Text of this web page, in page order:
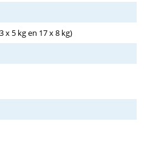
x 5 kg en 17 x 8 kg)